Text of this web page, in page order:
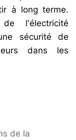
à long terme.
l'électricité
sécurité de
dans les
de la